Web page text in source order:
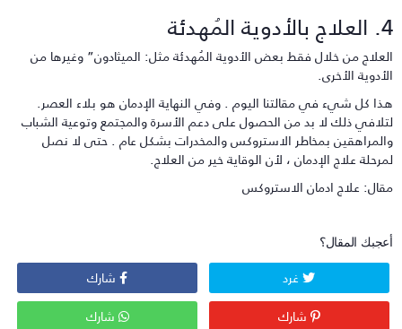
من خلال فقط بعض الأدوية المُهدئة مثل: الميثادون” وغيرها من
الأخرى.
كل شيء في مقالتنا اليوم . وفي النهاية الإدمان هو بلاء العصر.
ذلك لا بد من الحصول على دعم الأسرة والمجتمع وتوعية الشباب
بمخاطر الاستروكس والمخدرات بشكل عام . حتى لا نصل
علاج الإدمان ، لأن الوقاية خير من العلاج.
علاج ادمان الاستروكس
المقال؟
غرد
شارك
شارك
شارك